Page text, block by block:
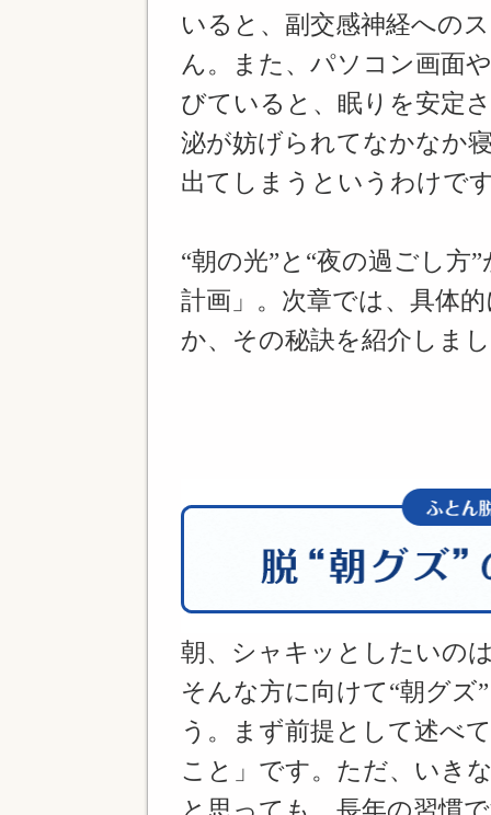
いると、副交感神経への
ん。また、パソコン画面
びていると、眠りを安定
泌が妨げられてなかなか
出てしまうというわけで
“朝の光”と“夜の過ごし方
計画」。次章では、具体
か、その秘訣を紹介しま
朝、シャキッとしたいの
そんな方に向けて“朝グズ
う。まず前提として述べ
こと」です。ただ、いき